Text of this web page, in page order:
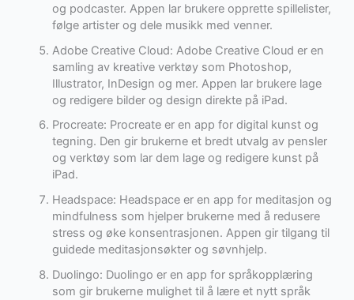
og podcaster. Appen lar brukere opprette spillelister,
følge artister og dele musikk med venner.
Adobe Creative Cloud: Adobe Creative Cloud er en
samling av kreative verktøy som Photoshop,
Illustrator, InDesign og mer. Appen lar brukere lage
og redigere bilder og design direkte på iPad.
Procreate: Procreate er en app for digital kunst og
tegning. Den gir brukerne et bredt utvalg av pensler
og verktøy som lar dem lage og redigere kunst på
iPad.
Headspace: Headspace er en app for meditasjon og
mindfulness som hjelper brukerne med å redusere
stress og øke konsentrasjonen. Appen gir tilgang til
guidede meditasjonsøkter og søvnhjelp.
Duolingo: Duolingo er en app for språkopplæring
som gir brukerne mulighet til å lære et nytt språk